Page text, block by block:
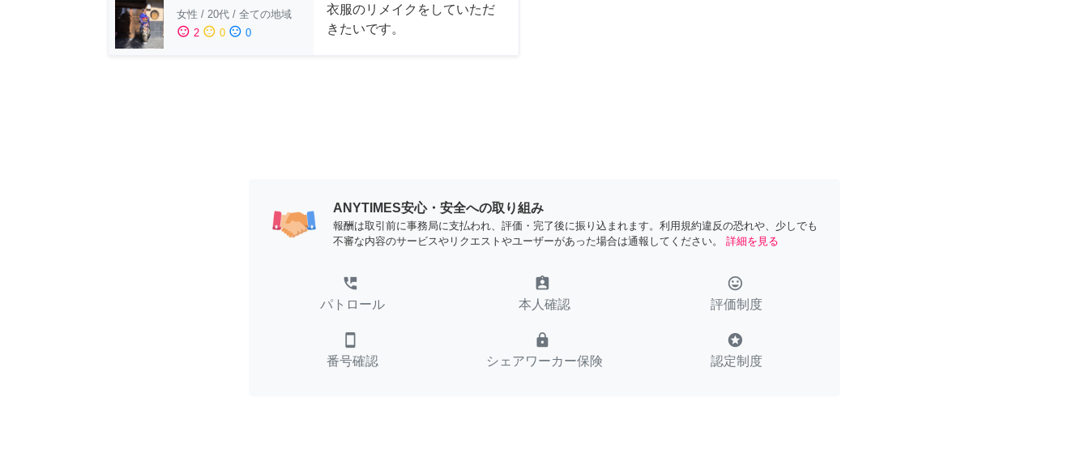
女性 / 20代 / 全ての地域
sentiment_satisfied 2 sentiment_neutral 0 sentiment_dissatisfied 0
衣服のリメイクをしていただ
きたいです。
ANYTIMES安心・安全への取り組み
報酬は取引前に事務局に支払われ、評価・完了後に振り込まれます。利用規約違反の恐れや、少しでも
不審な内容のサービスやリクエストやユーザーがあった場合は通報してください。
詳細を見る
perm_phone_msg
パトロール
assignment_ind
本人確認
tag_faces
評価制度
smartphone
番号確認
lock
シェアワーカー保険
stars
認定制度